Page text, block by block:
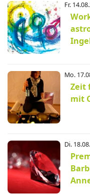
Fr.
Mo.
Zeit
mit
Di.